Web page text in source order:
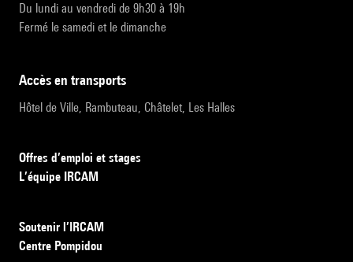
Du lundi au vendredi de 9h30 à 19h
Fermé le samedi et le dimanche
accès en transports
Hôtel de Ville, Rambuteau, Châtelet, Les Halles
Offres d’emploi et stages
L’équipe IRCAM
Soutenir l’IRCAM
Centre Pompidou